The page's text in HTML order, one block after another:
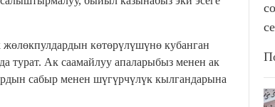
көтөрүлүшүнө кубанган
турат. Ак саамайлуу апаларыбыз менен ак
сабыр менен шүгүрчүлүк кылгандарына